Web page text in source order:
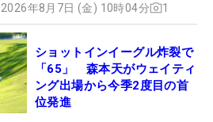
2026年8月7日 (金) 10時04分 1
ショットインイーグル炸裂で
「65」 森本天がウェイティ
ング出場から今季2度目の首
位発進